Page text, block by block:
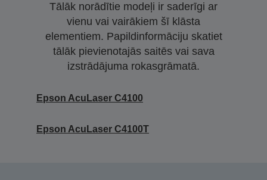
Tālāk norādītie modeļi ir saderīgi ar
vienu vai vairākiem šī klāsta
elementiem. Papildinformāciju skatiet
tālāk pievienotajās saitēs vai sava
izstrādājuma rokasgrāmatā.
Epson AcuLaser C4100
Epson AcuLaser C4100T